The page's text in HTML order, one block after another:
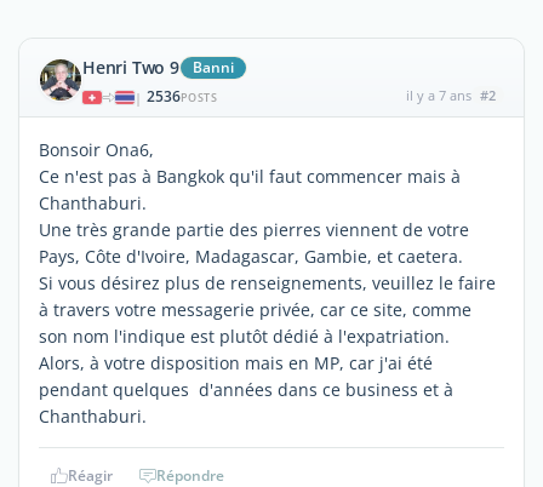
Henri Two 9 Banni
| 2536POSTS il y a 7 ans #2
Bonsoir Ona6,
Ce n'est pas à Bangkok qu'il faut commencer mais à
Chanthaburi.
Une très grande partie des pierres viennent de votre
Pays, Côte d'Ivoire, Madagascar, Gambie, et caetera.
Si vous désirez plus de renseignements, veuillez le faire
à travers votre messagerie privée, car ce site, comme
son nom l'indique est plutôt dédié à l'expatriation.
Alors, à votre disposition mais en MP, car j'ai été
pendant quelques d'années dans ce business et à
Chanthaburi.
Réagir Répondre